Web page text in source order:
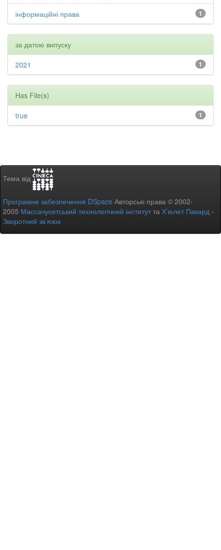
1
інформаційні права
за датою випуску
1
2021
Has File(s)
1
true
Тема від
Програмне забезпечення DSpace Авторські права © 2002-
2005 Массачусетський технологічний інститутта Х’юлет Пакард -
Зворотний зв’язок